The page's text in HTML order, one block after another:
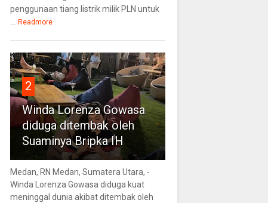
penggunaan tiang listrik milik PLN untuk
Readmore
2
Winda Lorenza Gowasa
diduga ditembak oleh
Suaminya Bripka IH
Medan, RN Medan, Sumatera Utara, -
Winda Lorenza Gowasa diduga kuat
meninggal dunia akibat ditembak oleh